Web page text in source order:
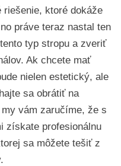
ktoré dokáže
práve teraz nastal ten
typ stropu a zveriť
Ak chcete mať
nielen estetický, ale
sa obrátiť na
my vám zaručíme, že s
získate profesionálnu
sa môžete tešiť z